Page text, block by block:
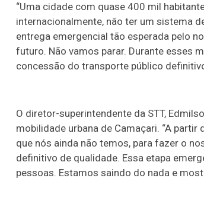
“Uma cidade com quase 400 mil
internacionalmente, não ter um sistema
entrega emergencial tão esperada pelo
futuro. Não vamos parar. Durante esses
concessão do transporte público
O diretor-superintendente da STT,
mobilidade urbana de Camaçari. “A
que nós ainda não temos, para fazer o
definitivo de qualidade. Essa etapa
pessoas. Estamos saindo do nada e